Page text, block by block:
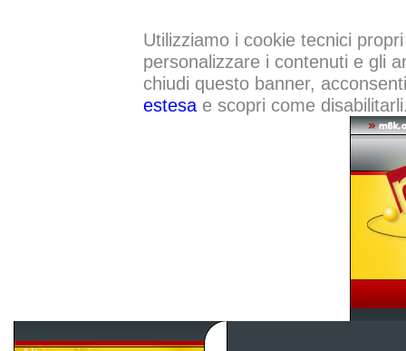
Utilizziamo i cookie tecnici
personalizzare i contenuti e gli
chiudi questo banner,
estesae scopri come